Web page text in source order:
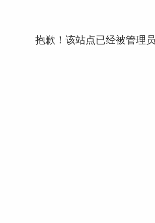
抱歉！该站点已经被管理